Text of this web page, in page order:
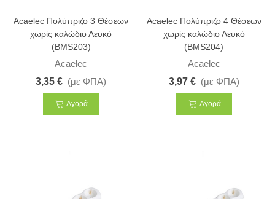
Acaelec Πολύπριζο 3 Θέσεων
χωρίς καλώδιο Λευκό
(BMS203)
Acaelec
3,35 € (με ΦΠΑ)
Αγορά
Acaelec Πολύπριζο 4 Θέσεων
χωρίς καλώδιο Λευκό
(BMS204)
Acaelec
3,97 € (με ΦΠΑ)
Αγορά